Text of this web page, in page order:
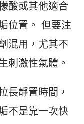
酸或其他適合
位置。 但要注
混用，尤其不
刺激性氣體。
長靜置時間，
不是靠一次快